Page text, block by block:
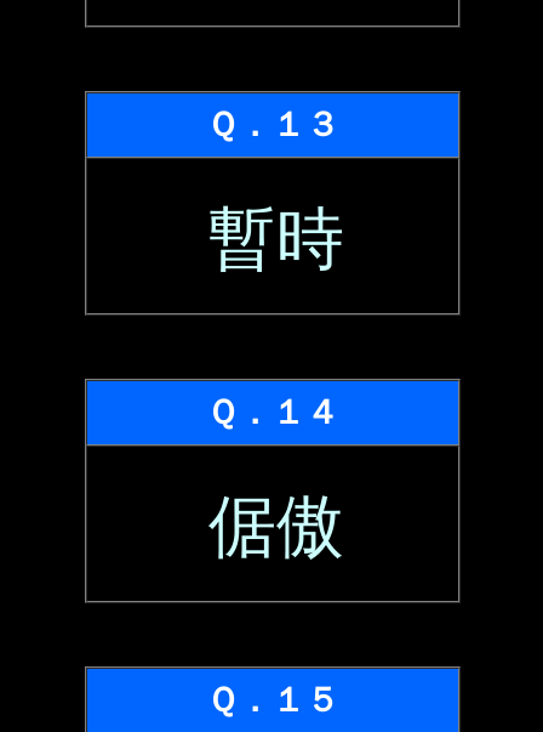
Ｑ．１３
暫時
Ｑ．１４
倨傲
Ｑ．１５